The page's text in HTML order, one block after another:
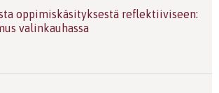
oppimiskäsityksestä reflektiiviseen:
valinkauhassa